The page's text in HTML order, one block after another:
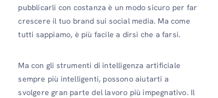
pubblicarli con costanza è un modo sicuro per far
crescere il tuo brand sui social media. Ma come
tutti sappiamo, è più facile a dirsi che a farsi.
Ma con gli strumenti di intelligenza artificiale
sempre più intelligenti, possono aiutarti a
svolgere gran parte del lavoro più impegnativo. Il